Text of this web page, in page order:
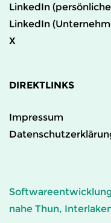
LinkedIn
LinkedIn
X
DIREKTLINKS
Impressum
nahe Thun,